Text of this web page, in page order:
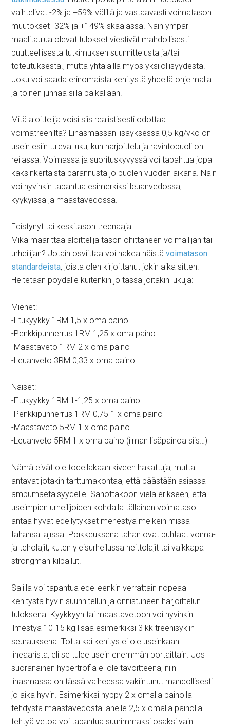
vaihtelivat -2% ja +59% välillä ja vastaavasti voimatason
muutokset -32% ja +149% skaalassa. Näin ympäri
maalitaulua olevat tulokset viestivät mahdollisesti
puutteellisesta tutkimuksen suunnittelusta ja/tai
toteutuksesta., mutta yhtälailla myös yksilöllisyydestä.
Joku voi saada erinomaista kehitystä yhdellä ohjelmalla
ja toinen junnaa sillä paikallaan.
Mitä aloittelija voisi siis realistisesti odottaa
voimatreeniltä? Lihasmassan lisäyksessä 0,5 kg/vko on
usein esiin tuleva luku, kun harjoittelu ja ravintopuoli on
reilassa. Voimassa ja suorituskyvyssä voi tapahtua jopa
kaksinkertaista parannusta jo puolen vuoden aikana. Näin
voi hyvinkin tapahtua esimerkiksi leuanvedossa,
kyykyissä ja maastavedossa.
Edistynyt tai keskitason treenaaja
Mikä määrittää aloittelija tason ohittaneen voimailijan tai
urheilijan? Jotain osviittaa voi hakea näistävoimatason
standardeista, joista olen kirjoittanut jokin aika sitten.
Heitetään pöydälle kuitenkin jo tässä joitakin lukuja:
Miehet:
-Etukyykky 1RM 1,5 x oma paino
-Penkkipunnerrus 1RM 1,25 x oma paino
-Maastaveto 1RM 2 x oma paino
-Leuanveto 3RM 0,33 x oma paino
Naiset:
-Etukyykky 1RM 1-1,25 x oma paino
-Penkkipunnerrus 1RM 0,75-1 x oma paino
-Maastaveto 5RM 1 x oma paino
-Leuanveto 5RM 1 x oma paino (ilman lisäpainoa siis…)
Nämä eivät ole todellakaan kiveen hakattuja, mutta
antavat jotakin tarttumakohtaa, että päästään asiassa
ampumaetäisyydelle. Sanottakoon vielä erikseen, että
useimpien urheilijoiden kohdalla tällainen voimataso
antaa hyvät edellytykset menestyä melkein missä
tahansa lajissa. Poikkeuksena tähän ovat puhtaat voima-
ja teholajit, kuten yleisurheilussa heittolajit tai vaikkapa
strongman-kilpailut.
Salilla voi tapahtua edelleenkin verrattain nopeaa
kehitystä hyvin suunnitellun ja onnistuneen harjoittelun
tuloksena. Kyykkyyn tai maastavetoon voi hyvinkin
ilmestyä 10-15 kg lisää esimerkiksi 3 kk treenisyklin
seurauksena. Totta kai kehitys ei ole useinkaan
lineaarista, eli se tulee usein enemmän portaittain. Jos
suoranainen hypertrofia ei ole tavoitteena, niin
lihasmassa on tässä vaiheessa vakiintunut mahdollisesti
jo aika hyvin. Esimerkiksi hyppy 2 x omalla painolla
tehdystä maastavedosta lähelle 2,5 x omalla painolla
tehtyä vetoa voi tapahtua suurimmaksi osaksi vain